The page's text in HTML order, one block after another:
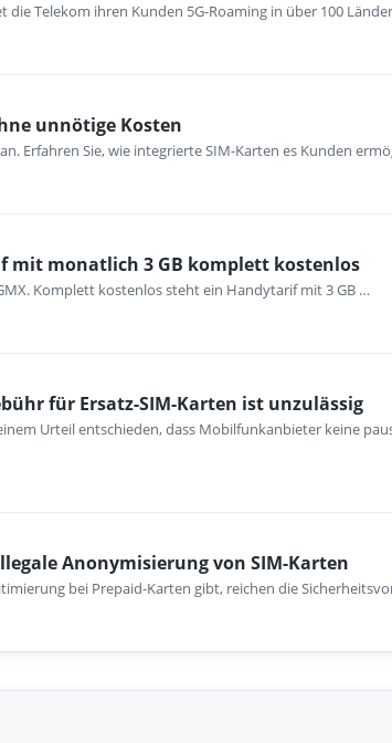
die Telekom ihren Kunden 5G-Roaming in über 100
unnötige Kosten
Erfahren Sie, wie integrierte SIM-Karten es Kunden
mit monatlich 3 GB komplett kostenlos
Komplett kostenlos steht ein Handytarif mit 3 GB …
für Ersatz-SIM-Karten ist unzulässig
Urteil entschieden, dass Mobilfunkanbieter keine
Anonymisierung von SIM-Karten
bei Prepaid-Karten gibt, reichen die